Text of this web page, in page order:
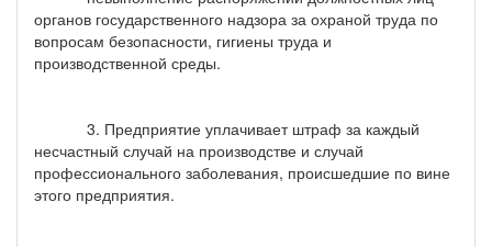
органов государственного надзора за охраной труда по
вопросам безопасности, гигиены труда и
производственной среды.
3. Предприятие уплачивает штраф за каждый
несчастный случай на производстве и случай
профессионального заболевания, происшедшие по вине
этого предприятия.